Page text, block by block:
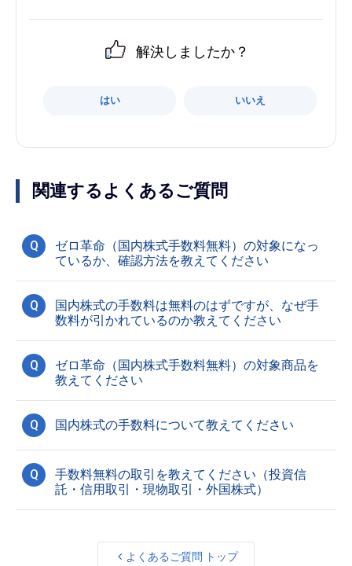
解決しましたか？
はい いいえ
関連するよくあるご質問
Q
ゼロ革命（国内株式手数料無料）の対象になっ
ているか、確認方法を教えてください
Q
国内株式の手数料は無料のはずですが、なぜ手
数料が引かれているのか教えてください
Q
ゼロ革命（国内株式手数料無料）の対象商品を
教えてください
Q 国内株式の手数料について教えてください
Q
手数料無料の取引を教えてください（投資信
託・信用取引・現物取引・外国株式）
よくあるご質問 トップ